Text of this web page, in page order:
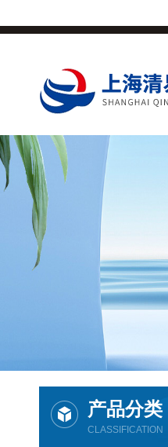
产品分类
CLASSIFICATION